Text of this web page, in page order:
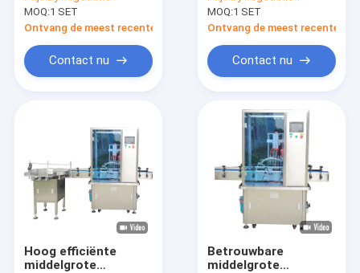
60 flessen/min
MOQ:1 SET
Ontvang de meest recente Prijs
Contact nu
voor de
farmaceutische
industrie
MOQ:1 SET
Ontvang de meest recente
Contact nu
Hoog efficiënte
middelgrote
Betrouwbare
middelgrote